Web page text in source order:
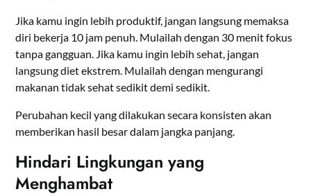
Jika kamu ingin lebih produktif, jangan langsung memaksa
diri bekerja 10 jam penuh. Mulailah dengan 30 menit fokus
tanpa gangguan. Jika kamu ingin lebih sehat, jangan
langsung diet ekstrem. Mulailah dengan mengurangi
makanan tidak sehat sedikit demi sedikit.
Perubahan kecil yang dilakukan secara konsisten akan
memberikan hasil besar dalam jangka panjang.
Hindari Lingkungan yang
Menghambat